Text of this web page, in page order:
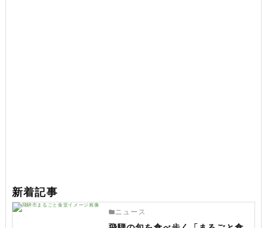
新着記事
ニュース